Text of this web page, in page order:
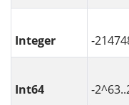
Integer -
Int64 -